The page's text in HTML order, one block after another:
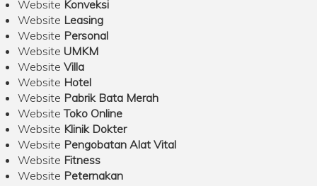
Website Konveksi
Website Leasing
Website Personal
Website UMKM
Website Villa
Website Hotel
Website Pabrik Bata Merah
WebsiteToko Online
Website Klinik Dokter
Website Pengobatan Alat Vital
Website Fitness
Website Peternakan